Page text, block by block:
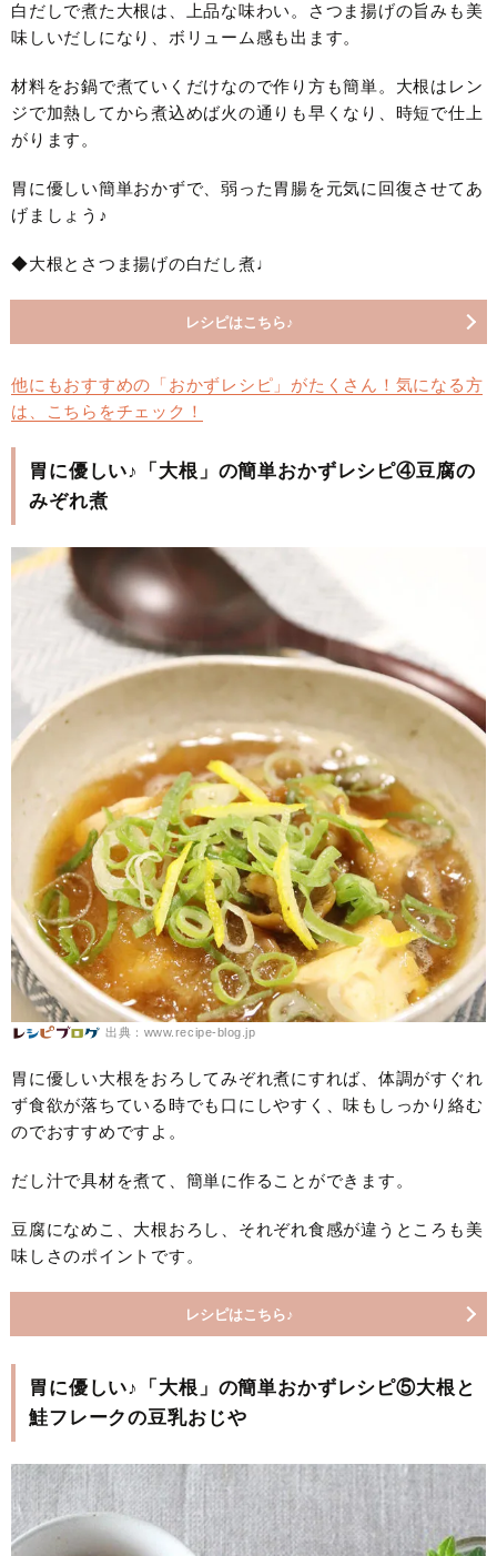
白だしで煮た大根は、上品な味わい。さつま揚げの旨みも美
味しいだしになり、ボリューム感も出ます。
材料をお鍋で煮ていくだけなので作り方も簡単。大根はレン
ジで加熱してから煮込めば火の通りも早くなり、時短で仕上
がります。
胃に優しい簡単おかずで、弱った胃腸を元気に回復させてあ
げましょう♪
◆大根とさつま揚げの白だし煮♩
レシピはこちら♪
他にもおすすめの「おかずレシピ」がたくさん！気になる方
は、こちらをチェック！
胃に優しい♪「大根」の簡単おかずレシピ④豆腐の
みぞれ煮
出典：www.recipe-blog.jp
胃に優しい大根をおろしてみぞれ煮にすれば、体調がすぐれ
ず食欲が落ちている時でも口にしやすく、味もしっかり絡む
のでおすすめですよ。
だし汁で具材を煮て、簡単に作ることができます。
豆腐になめこ、大根おろし、それぞれ食感が違うところも美
味しさのポイントです。
レシピはこちら♪
胃に優しい♪「大根」の簡単おかずレシピ⑤大根と
鮭フレークの豆乳おじや